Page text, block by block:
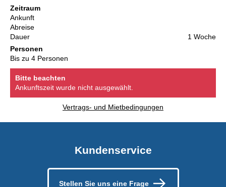
Zeitraum
Ankunft
Abreise
Dauer
1 Woche
Personen
Bis zu 4 Personen
Bitte beachten
Ankunftszeit wurde nicht ausgewählt.
Vertrags- und Mietbedingungen
Kundenservice
Stellen Sie uns eine Frage